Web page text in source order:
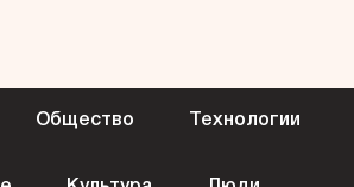
Общество Технологии